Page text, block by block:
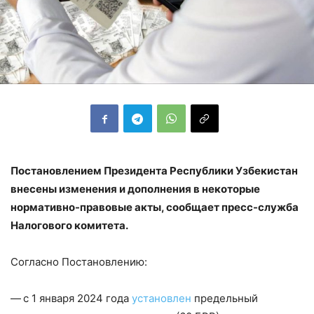
Постановлением Президента Республики Узбекистан
внесены изменения и дополнения в некоторые
нормативно-правовые акты, сообщает пресс-служба
Налогового комитета.
Согласно Постановлению:
—с 1 января 2024 года установлен предельный